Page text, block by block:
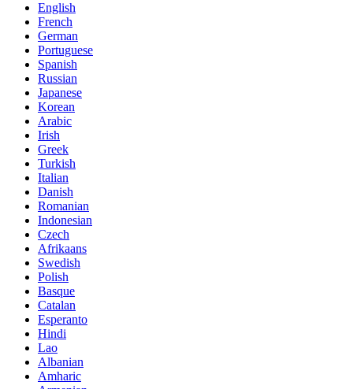
English
French
German
Portuguese
Spanish
Russian
Japanese
Korean
Arabic
Irish
Greek
Turkish
Italian
Danish
Romanian
Indonesian
Czech
Afrikaans
Swedish
Polish
Basque
Catalan
Esperanto
Hindi
Lao
Albanian
Amharic